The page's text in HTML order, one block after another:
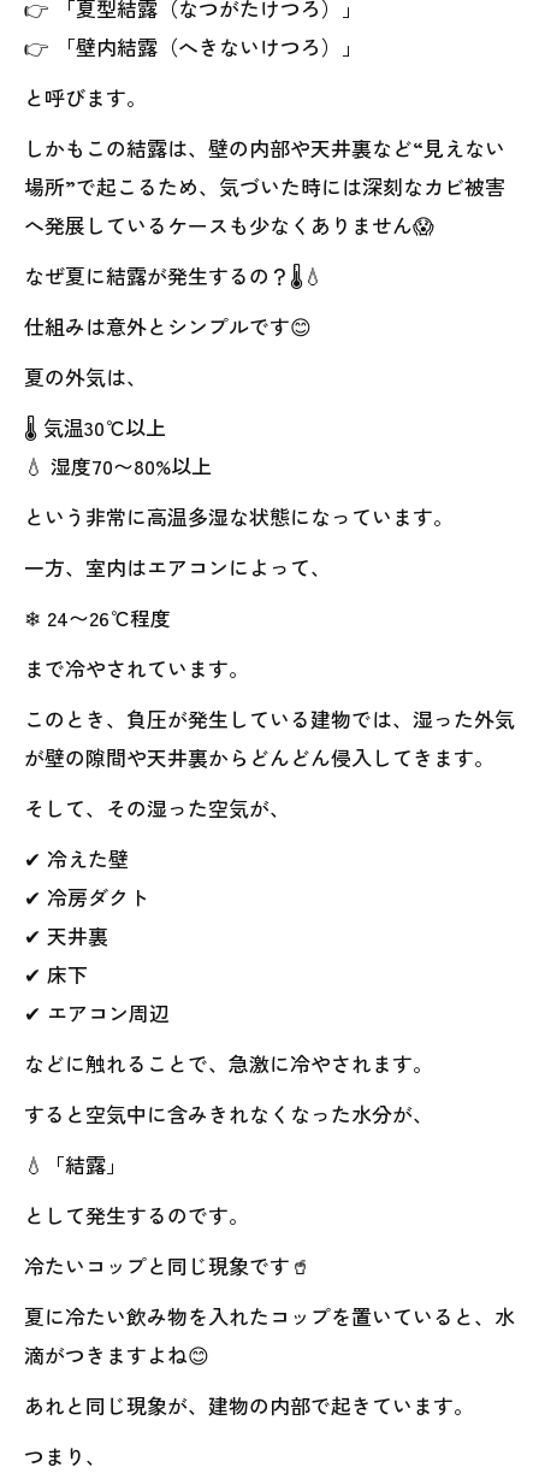
👉 「夏型結露（なつがたけつろ）」
👉 「壁内結露（へきないけつろ）」
と呼びます。
しかもこの結露は、壁の内部や天井裏など“見えない
場所”で起こるため、気づいた時には深刻なカビ被害
へ発展しているケースも少なくありません😱
なぜ夏に結露が発生するの？🌡💧
仕組みは意外とシンプルです😊
夏の外気は、
🌡 気温30℃以上
💧 湿度70〜80%以上
という非常に高温多湿な状態になっています。
一方、室内はエアコンによって、
❄ 24〜26℃程度
まで冷やされています。
このとき、負圧が発生している建物では、湿った外気
が壁の隙間や天井裏からどんどん侵入してきます。
そして、その湿った空気が、
✔ 冷えた壁
✔ 冷房ダクト
✔ 天井裏
✔ 床下
✔ エアコン周辺
などに触れることで、急激に冷やされます。
すると空気中に含みきれなくなった水分が、
💧「結露」
として発生するのです。
冷たいコップと同じ現象です🥤
夏に冷たい飲み物を入れたコップを置いていると、水
滴がつきますよね😊
あれと同じ現象が、建物の内部で起きています。
つまり、